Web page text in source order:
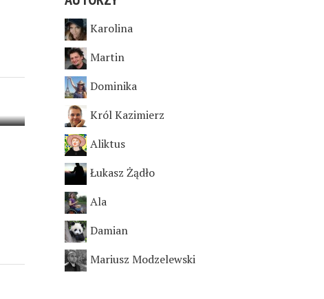
Karolina
Martin
Dominika
Król Kazimierz
Aliktus
Łukasz Żądło
Ala
Damian
Mariusz Modzelewski